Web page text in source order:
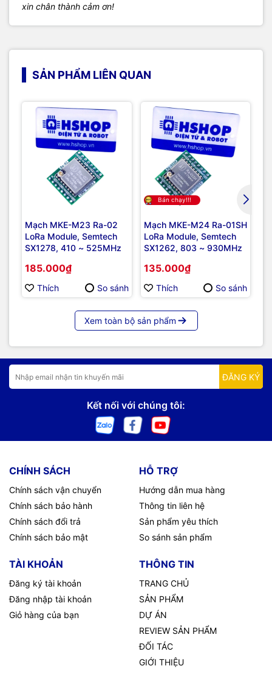
xin chân thành cảm ơn!
SẢN PHẨM LIÊN QUAN
Mạch MKE-M23 Ra-02
LoRa Module, Semtech
SX1278, 410 ~ 525MHz
185.000₫
Thích So sánh
Bán chạy!!!
Mạch MKE-M24 Ra-01SH
LoRa Module, Semtech
SX1262, 803 ~ 930MHz
135.000₫
Thích So sánh
Xem toàn bộ sản phẩm
ĐĂNG KÝ
Kết nối với chúng tôi:
CHÍNH SÁCH
Chính sách vận chuyển
Chính sách bảo hành
Chính sách đổi trả
Chính sách bảo mật
HỖ TRỢ
Hướng dẫn mua hàng
Thông tin liên hệ
Sản phẩm yêu thích
So sánh sản phẩm
TÀI KHOẢN
Đăng ký tài khoản
Đăng nhập tài khoản
Giỏ hàng của bạn
THÔNG TIN
TRANG CHỦ
SẢN PHẨM
DỰ ÁN
REVIEW SẢN PHẨM
ĐỐI TÁC
GIỚI THIỆU